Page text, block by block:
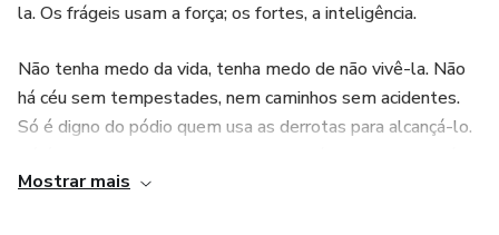
la. Os frágeis usam a força; os fortes, a inteligência.
Não tenha medo da vida, tenha medo de não vivê-la. Não
há céu sem tempestades, nem caminhos sem acidentes.
Só é digno do pódio quem usa as derrotas para alcançá-lo.
la. Os frágeis usam a força; os fortes, a inteligência.
Mostrar mais